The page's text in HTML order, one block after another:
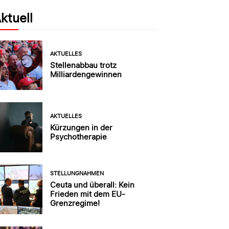
AKTUELLES
Stellenabbau trotz
Milliardengewinnen
AKTUELLES
Kürzungen in der
Psychotherapie
STELLUNGNAHMEN
Ceuta und überall: Kein
Frieden mit dem EU-
Grenzregime!